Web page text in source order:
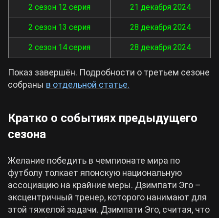
2 сезон 12 серия 21 декабря 2024
2 сезон 13 серия 28 декабря 2024
2 сезон 14 серия 28 декабря 2024
Показ завершён. Подробности о третьем сезоне
собраны в отдельной статье.
Кратко о событиях предыдущего
сезона
Желание победить в чемпионате мира по
футболу толкает японскую национальную
ассоциацию на крайние меры. Дзимпати Эго –
эксцентричный тренер, которого нанимают для
этой тяжелой задачи. Дзимпати Эго, считая, что